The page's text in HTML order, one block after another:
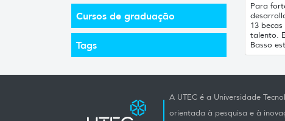
Cursos de graduação
Tags
Para
13
talento.
Basso
A UTEC é a Universidade
orientada à pesquisa e à